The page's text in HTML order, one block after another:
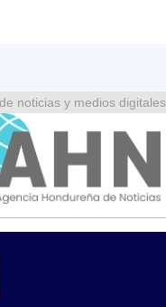
noticias y medios digitales